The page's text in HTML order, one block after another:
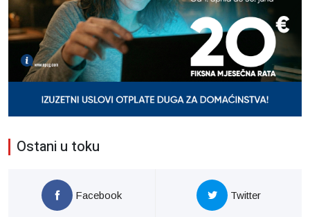
Ostani u toku
Facebook Twitter